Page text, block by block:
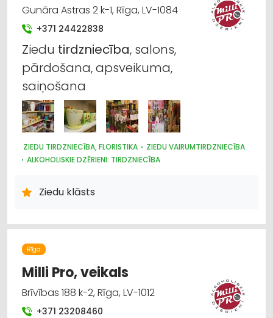
Gunāra Astras 2 k-1, Rīga, LV-1084
+371 24422838
Ziedu tirdzniecība, salons,
pārdošana, apsveikuma,
saiņošana
ZIEDU TIRDZNIECĪBA, FLORISTIKA
ZIEDU VAIRUMTIRDZNIECĪBA
ALKOHOLISKIE DZĒRIENI: TIRDZNIECĪBA
ALUS TIRDZNIECĪBA
Ziedu klāsts
Rīga
Milli Pro, veikals
Brīvības 188 k-2, Rīga, LV-1012
+371 23208460